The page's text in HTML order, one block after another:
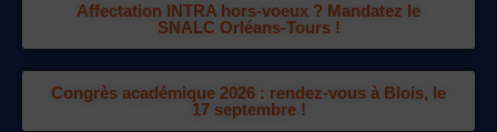
Affectation INTRA hors-voeux ? Mandatez le
SNALC Orléans-Tours !
Congrès académique 2026 : rendez-vous à Blois, le
17 septembre !